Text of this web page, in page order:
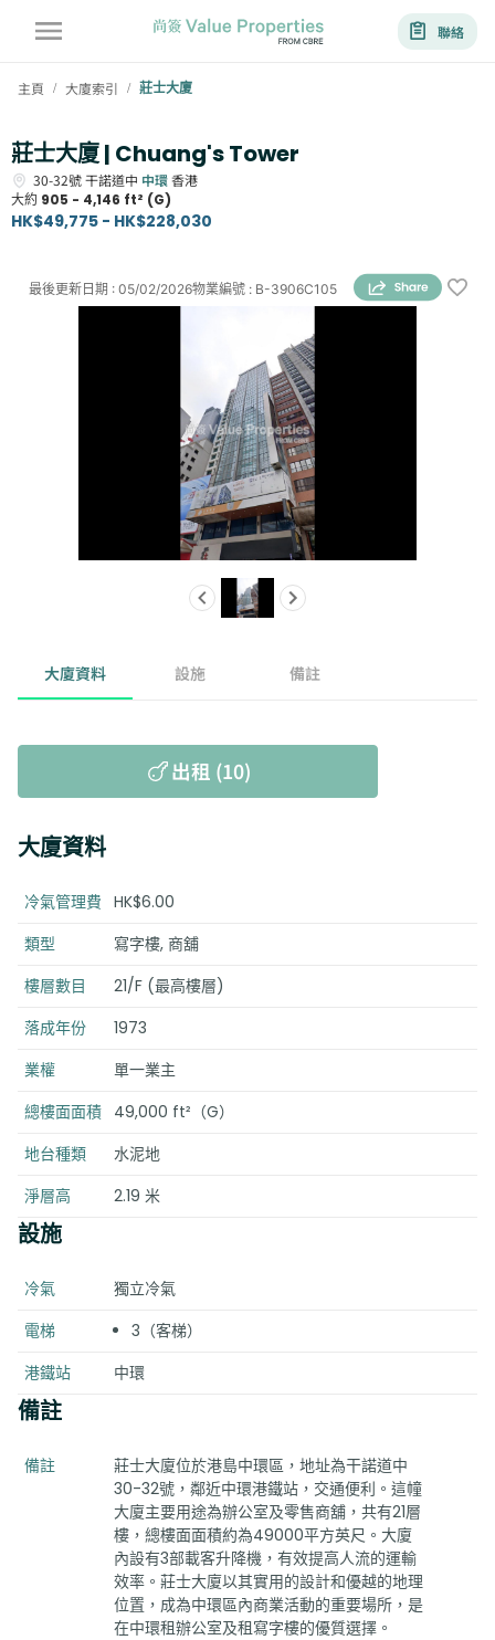
聯絡
主頁 / 大廈索引 / 莊士大廈
莊士大廈 | Chuang's Tower
30-32號干諾道中 中環香港
大約 905 - 4,146 ft² (G)
HK$49,775 - HK$228,030
物業編號 : B-3906C105
最後更新日期 : 05/02/2026
大廈資料 設施 備註
出租 (10)
大廈資料
冷氣管理費 HK$6.00
類型
寫字樓, 商舖
樓層數目
21/F (最高樓層)
落成年份
1973
業權
單一業主
總樓面面積 49,000 ft²（G）
地台種類
水泥地
淨層高
2.19 米
設施
冷氣
獨立冷氣
電梯
3（客梯）
港鐵站
中環
備註
備註
莊士大廈位於港島中環區，地址為干諾道中
30-32號，鄰近中環港鐵站，交通便利。這幢
大廈主要用途為辦公室及零售商舖，共有21層
樓，總樓面面積約為49000平方英尺。大廈
內設有3部載客升降機，有效提高人流的運輸
效率。莊士大廈以其實用的設計和優越的地理
位置，成為中環區內商業活動的重要場所，是
在中環租辦公室及租寫字樓的優質選擇。